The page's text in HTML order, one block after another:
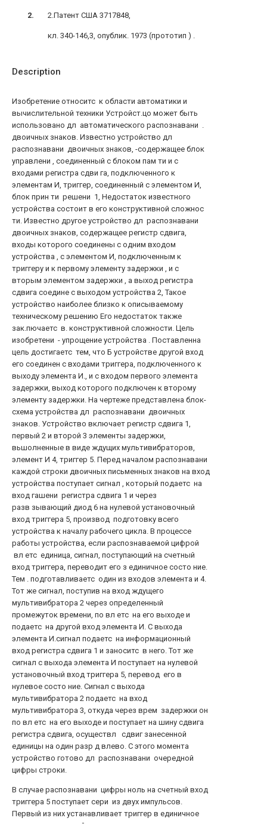
Description
Изобретение относитс к области автоматики и
вычислительной техники Устройст.цо может быть
использовано дл автоматического распознавани .
двоичных знаков. Известно устройство дл
распознавани двоичных знаков, -содержащее блок
управлени , соединенный с блоком пам ти и с
входами регистра сдви га, подключенного к
элементам И, триггер, соединенный с элементом И,
блок прин ти решени 1, Недостаток известного
устройства состоит в его конструктивной сложнос
ти. Известно другое устройство дл распознавани
двоичных знаков, содержащее регистр сдвига,
входы которого соединены с одним входом
устройства , с элементом И, подключенным к
триггеру и к первому элементу задержки , и с
вторым элементом задержки , а выход регистра
сдвига соедине с выходом устройства 2, Такое
устройство наиболее близко к описываемому
техническому решению Его недостаток также
зак.пючаетс в. конструктивной сложности. Цель
изобретени - упрощение устройства . Поставленна
цель достигаетс тем, что Б устройстве другой вход
его соединен с входами триггера, подключенного к
выходу элемента И., и с входом первого элемента
задержки, выход которого подключен к второму
элементу задержки. На чертеже представлена блок-
схема устройства дл распознавани двоичных
знаков. Устройство включает регистр сдвига 1,
первый 2 и второй 3 элементы задержки,
вьшолненные в виде ждущих мультивибраторов,
элемент И 4, триггер 5. Перед началом распознавани
каждой строки двоичных письменных знаков на вход
устройства поступает сигнал , который подаетс на
вход гашени регистра сдвига 1 и через
разв зывающий диод 6 на нулевой установочный
вход триггера 5, производ подготовку всего
устройства к началу рабочего цикла. В процессе
работы устройства, если распознаваемой цифрой
вл етс единица, сигнал, поступающий на счетный
вход триггера, переводит его з единичное состо ние.
Тем . подготавливаетс один из входов элемента и 4.
Тот же сигнал, поступив на вход ждущего
мультивибратора 2 через определенный
промежуток времени, по вл етс на его выходе и
подаетс на другой вход элемента И. С выхода
элемента И.сигнал подаетс на информационный
вход регистра сдвига 1 и заноситс в него. Тот же
сигнал с выхода элемента И поступает на нулевой
установочный вход триггера 5, перевод его в
нулевое состо ние. Сигнал с выхода
мультивибратора 2 подаетс на вход
мультивибратора 3, откуда через врем задержки он
по вл етс на его выходе и поступает на шину сдвига
регистра сдвига, осуществл сдвиг занесенной
единицы на один разр д влево. С этого момента
устройство готово дл распознавани очередной
цифры строки.
В случае распознавани цифры ноль на счетный вход
триггера 5 поступает сери из двух импульсов.
Первый из них устанавливает триггер в единичное
2.Патент США 3717848,
кл. 340-146,3, опублик. 1973 (прототип ) .